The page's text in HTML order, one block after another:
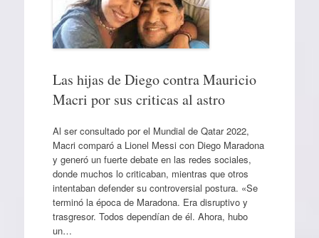
Las hijas de Diego contra Mauricio
Macri por sus criticas al astro
Al ser consultado por el Mundial de Qatar 2022,
Macri comparó a Lionel Messi con Diego Maradona
y generó un fuerte debate en las redes sociales,
donde muchos lo criticaban, mientras que otros
intentaban defender su controversial postura. «Se
terminó la época de Maradona. Era disruptivo y
trasgresor. Todos dependían de él. Ahora, hubo
un…